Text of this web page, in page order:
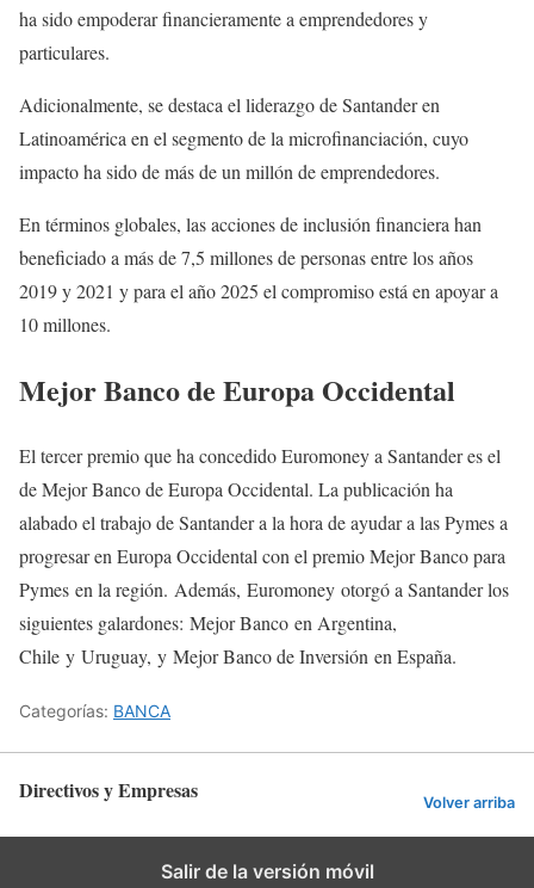
ha sido empoderar financieramente a emprendedores y
particulares.
Adicionalmente, se destaca el liderazgo de Santander en
Latinoamérica en el segmento de la microfinanciación, cuyo
impacto ha sido de más de un millón de emprendedores.
En términos globales, las acciones de inclusión financiera han
beneficiado a más de 7,5 millones de personas entre los años
2019 y 2021 y para el año 2025 el compromiso está en apoyar a
10 millones.
Mejor Banco de Europa Occidental
El tercer premio que ha concedido Euromoney a Santander es el
de Mejor Banco de Europa Occidental. La publicación ha
alabado el trabajo de Santander a la hora de ayudar a las Pymes a
progresar en Europa Occidental con el premio Mejor Banco para
Pymes en la región. Además, Euromoney otorgó a Santander los
siguientes galardones: Mejor Banco en Argentina,
Chile y Uruguay, y Mejor Banco de Inversión en España.
Categorías: BANCA
Directivos y Empresas Volver arriba
Salir de la versión móvil